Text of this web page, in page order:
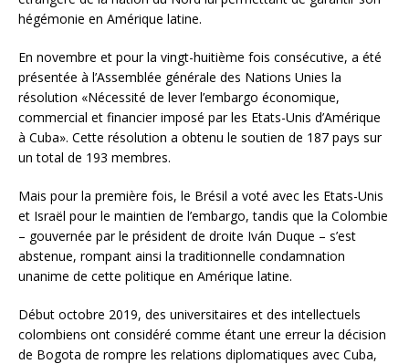
hégémonie en Amérique latine.
En novembre et pour la vingt-huitième fois consécutive, a été
présentée à l’Assemblée générale des Nations Unies la
résolution «Nécessité de lever l’embargo économique,
commercial et financier imposé par les Etats-Unis d’Amérique
à Cuba». Cette résolution a obtenu le soutien de 187 pays sur
un total de 193 membres.
Mais pour la première fois, le Brésil a voté avec les Etats-Unis
et Israël pour le maintien de l’embargo, tandis que la Colombie
– gouvernée par le président de droite Iván Duque – s’est
abstenue, rompant ainsi la traditionnelle condamnation
unanime de cette politique en Amérique latine.
Début octobre 2019, des universitaires et des intellectuels
colombiens ont considéré comme étant une erreur la décision
de Bogota de rompre les relations diplomatiques avec Cuba,